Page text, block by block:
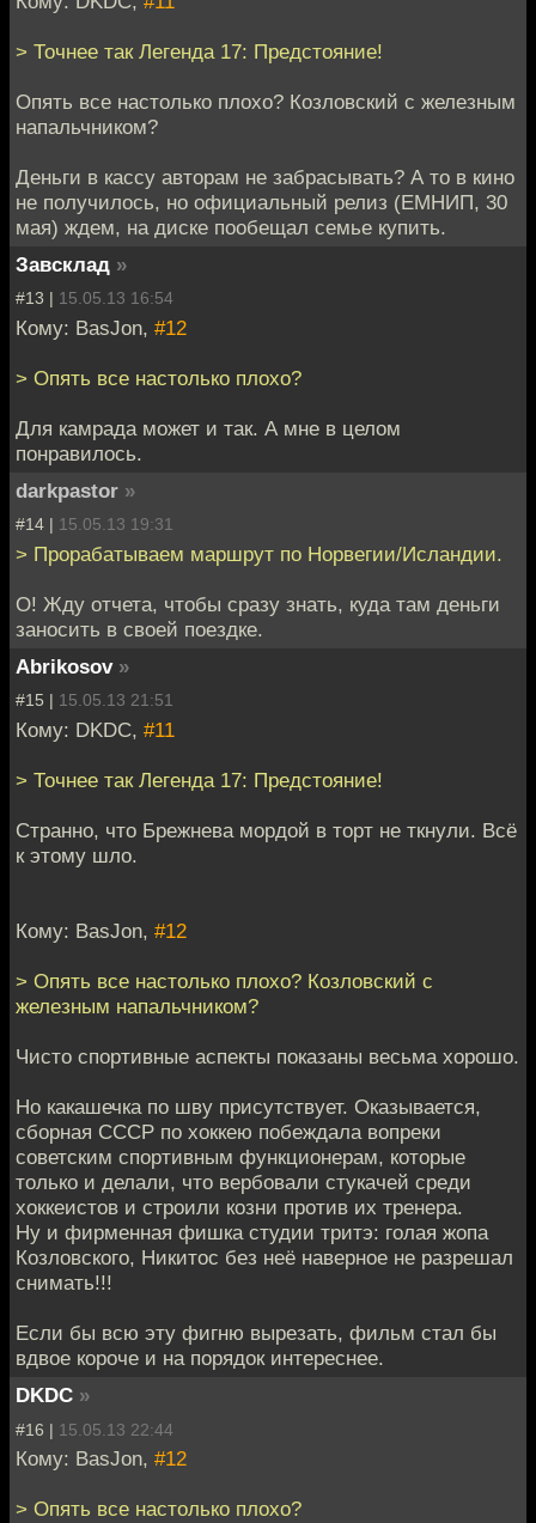
> Точнее так Легенда 17: Предстояние!
Опять все настолько плохо? Козловский с железным
напальчником?
Деньги в кассу авторам не забрасывать? А то в кино
не получилось, но официальный релиз (ЕМНИП, 30
мая) ждем, на диске пообещал семье купить.
Завсклад »
#13 | 15.05.13 16:54
Кому: BasJon, #12
> Опять все настолько плохо?
Для камрада может и так. А мне в целом
понравилось.
darkpastor »
#14 | 15.05.13 19:31
> Прорабатываем маршрут по Норвегии/Исландии.
O! Жду отчета, чтобы сразу знать, куда там деньги
заносить в своей поездке.
Abrikosov »
#15 | 15.05.13 21:51
Кому: DKDC, #11
> Точнее так Легенда 17: Предстояние!
Странно, что Брежнева мордой в торт не ткнули. Всё
к этому шло.
Кому: BasJon, #12
> Опять все настолько плохо? Козловский с
железным напальчником?
Чисто спортивные аспекты показаны весьма хорошо.
Но какашечка по шву присутствует. Оказывается,
сборная СССР по хоккею побеждала вопреки
советским спортивным функционерам, которые
только и делали, что вербовали стукачей среди
хоккеистов и строили козни против их тренера.
Ну и фирменная фишка студии тритэ: голая жопа
Козловского, Никитос без неё наверное не разрешал
снимать!!!
Если бы всю эту фигню вырезать, фильм стал бы
вдвое короче и на порядок интереснее.
DKDC »
#16 | 15.05.13 22:44
Кому: BasJon, #12
> Опять все настолько плохо?